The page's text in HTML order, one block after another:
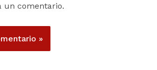
un comentario.